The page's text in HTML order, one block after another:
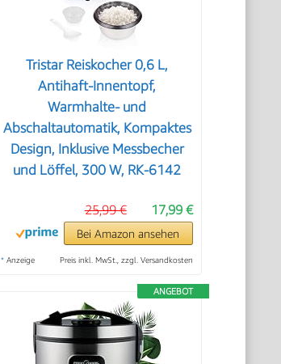
Tristar Reiskocher 0,6 L,
Antihaft-Innentopf,
Warmhalte- und
Abschaltautomatik, Kompaktes
Design, Inklusive Messbecher
und Löffel, 300 W, RK-6142
17,99 €
25,99 €
Bei Amazon ansehen
* Anzeige Preis inkl. MwSt., zzgl. Versandkosten
ANGEBOT